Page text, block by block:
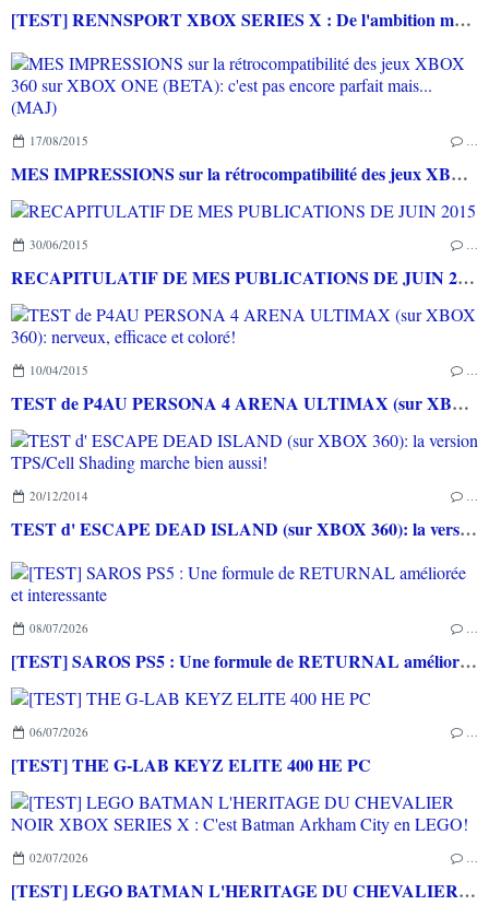
[TEST] RENNSPORT XBOX SERIES X : De l'ambition mais peu d'inspiration
17/08/2015
MES IMPRESSIONS sur la rétrocompatibilité des jeux XBOX 360 sur XBOX ONE (BETA): c'est pas encore parfait mais... (MAJ)
30/06/2015
RECAPITULATIF DE MES PUBLICATIONS DE JUIN 2015
10/04/2015
TEST de P4AU PERSONA 4 ARENA ULTIMAX (sur XBOX 360): nerveux, efficace et coloré!
20/12/2014
TEST d' ESCAPE DEAD ISLAND (sur XBOX 360): la version TPS/Cell Shading marche bien aussi!
08/07/2026
[TEST] SAROS PS5 : Une formule de RETURNAL améliorée et interessante
06/07/2026
[TEST] THE G-LAB KEYZ ELITE 400 HE PC
02/07/2026
[TEST] LEGO BATMAN L'HERITAGE DU CHEVALIER NOIR XBOX SERIES X : C'est Batman Arkham City en LEGO!